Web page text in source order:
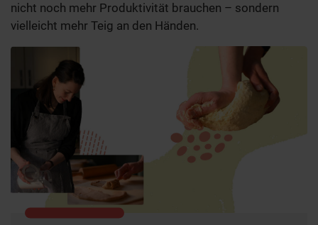
nicht noch mehr Produktivität brauchen – sondern
vielleicht mehr Teig an den Händen.